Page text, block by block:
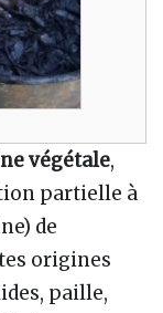
végétale,
partielle à
de
origines
paille,